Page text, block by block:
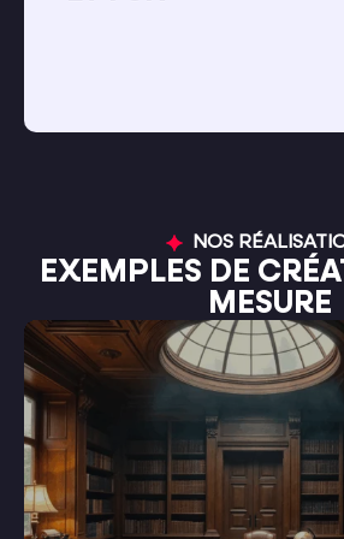
NOS
EXEMPLES DE
MESURE